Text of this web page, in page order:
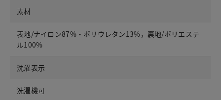
素材
表地/ナイロン87%・ポリウレタン13%，裏地/ポリエステ
ル100%
洗濯表示
洗濯機可